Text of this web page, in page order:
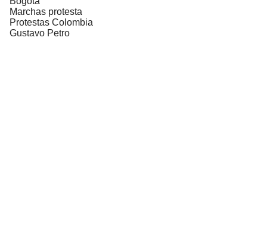
Marchas protesta
Protestas Colombia
Gustavo Petro